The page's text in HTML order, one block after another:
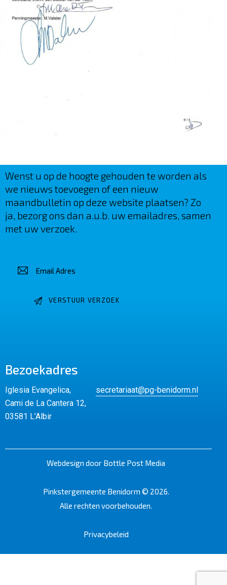
Wenst u op de hoogte gehouden te worden als
we nieuws toevoegen of een nieuw
maandbulletin op deze website plaatsen? Zo
ja, bezorg ons dan a.u.b. uw emailadres, samen
met uw verzoek.
Bezoekadres
Iglesia Evangelica,
Cami de La Cantera 12,
03581 L’Albir
secretariaat@pg-benidorm.nl
Webdesign door Bottle Post Media
Pinkstergemeente Benidorm © 2026.
Alle rechten voorbehouden.
Privacybeleid